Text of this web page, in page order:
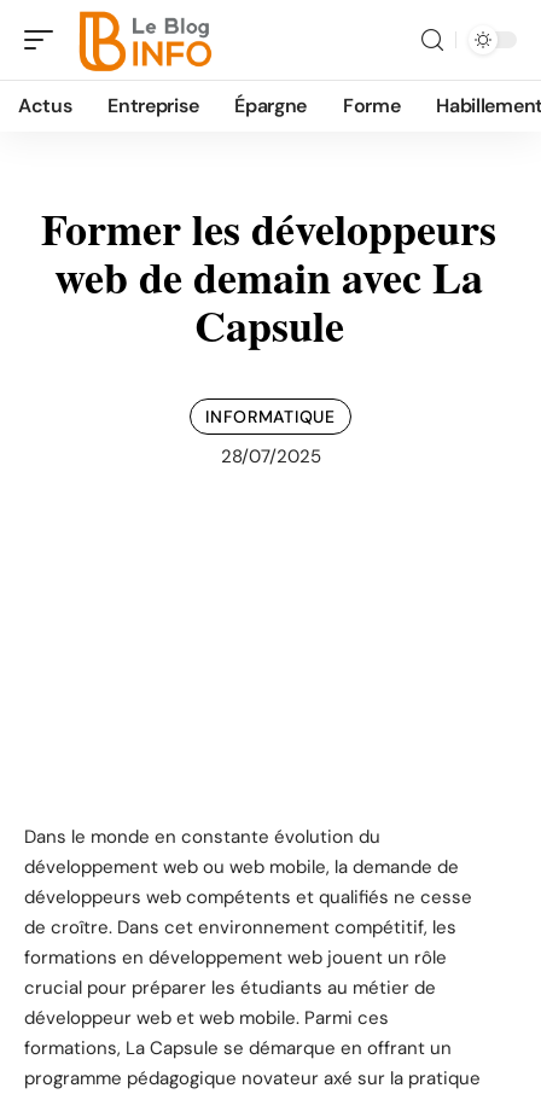
Actus Entreprise Épargne Forme
Former les développeurs
web de demain avec La
Capsule
INFORMATIQUE
28/07/2025
Dans le monde en constante évolution du
développement web ou web mobile, la demande de
développeurs web compétents et qualifiés ne cesse
de croître. Dans cet environnement compétitif, les
formations en développement web jouent un rôle
crucial pour préparer les étudiants au métier de
développeur web et web mobile. Parmi ces
formations, La Capsule se démarque en offrant un
programme pédagogique novateur axé sur la pratique